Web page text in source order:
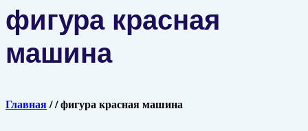
фигура красная
машина
Главная//фигура красная машина